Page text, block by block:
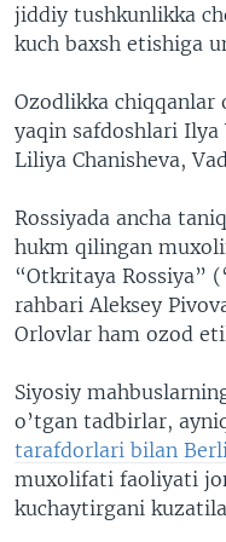
jiddiy tushkunlikka
kuch baxsh etishiga
Ozodlikka chiqqanlar
yaqin safdoshlari Ilya
Liliya Chanisheva,
Rossiyada ancha
hukm qilingan
“Otkritaya Rossiya”
rahbari Aleksey
Orlovlar ham ozod
Siyosiy
o’tgan tadbirlar,
tarafdorlari bilan
muxolifati faoliyati
kuchaytirgani